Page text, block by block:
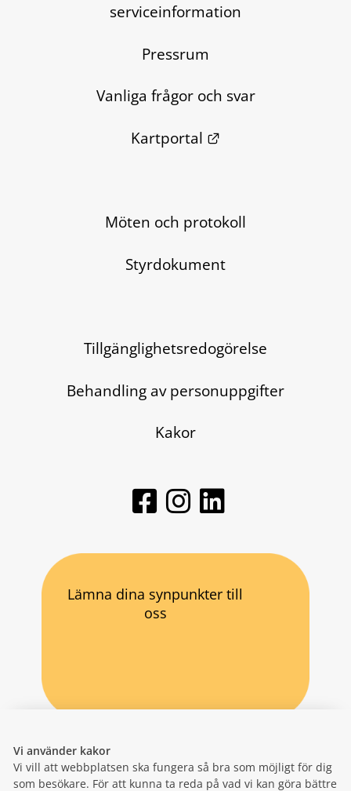
Vi använder kakor
Vi vill att webbplatsen ska fungera så bra som möjligt för dig
som besökare. För att kunna ta reda på vad vi kan göra bättre
serviceinformation
Pressrum
Vanliga frågor och svar
Kartportal
Länk till annan
Möten och protokoll
Styrdokument
Tillgänglighetsredogörelse
Behandling av personuppgifter
Kakor
Lämna dina synpunkter till
oss